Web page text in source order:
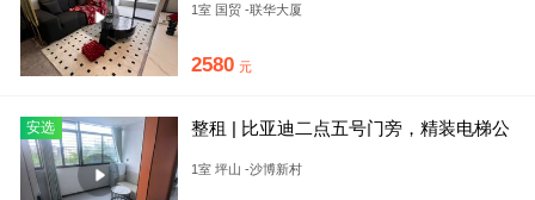
1室 国贸 -联华大厦
2580 元
安选
整租 | 比亚迪二点五号门旁，精装电梯公
1室 坪山 -沙博新村